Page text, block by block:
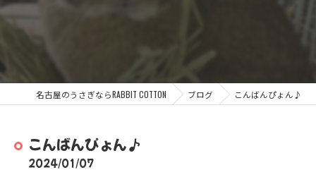
名古屋のうさぎならRABBIT COTTON ブログ こんばんぴょん♪
こんばんぴょん♪
2024/01/07